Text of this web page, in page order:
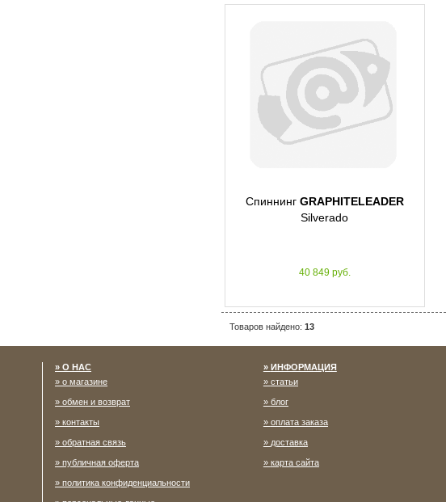
Спиннинг GRAPHITELEADER
Silverado
40 849 руб.
Товаров найдено: 13
О НАС
о магазине
обмен и возврат
контакты
обратная связь
публичная оферта
политика конфиденциальности
ИНФОРМАЦИЯ
статьи
блог
оплата заказа
доставка
карта сайта